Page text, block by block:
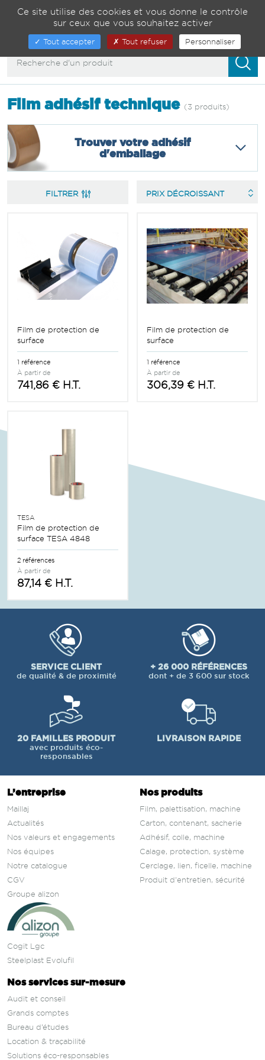
04 75 82 01 23
Afficher/masquer
navigation
Film adhésif technique (3 produits)
Trouver votre adhésif
d'emballage
FILTRER
Film de protection de
surface
1 référence
À partir de
741,86 € H.T.
Film de protection de
surface
1 référence
À partir de
306,39 € H.T.
TESA
Film de protection de
surface TESA 4848
2 références
À partir de
87,14 € H.T.
SERVICE CLIENT
de qualité & de proximité
+ 26 000 RÉFÉRENCES
dont + de 3 600 sur stock
20 FAMILLES PRODUIT
avec produits éco-
responsables
LIVRAISON RAPIDE
L’entreprise
Maillaj
Actualités
Nos valeurs et engagements
Nos équipes
Notre catalogue
CGV
Groupe alizon
Cogit Lgc
Steelplast Evolufil
Nos produits
Film, palettisation, machine
Carton, contenant, sacherie
Adhésif, colle, machine
Calage, protection, système
Cerclage, lien, ficelle, machine
Produit d'entretien, sécurité
Nos services sur‑mesure
Audit et conseil
Grands comptes
Bureau d’études
Location & traçabilité
Solutions éco-responsables
Ce site utilise des cookies et vous donne le contrôle
sur ceux que vous souhaitez activer
Tout accepter Tout refuser Personnaliser